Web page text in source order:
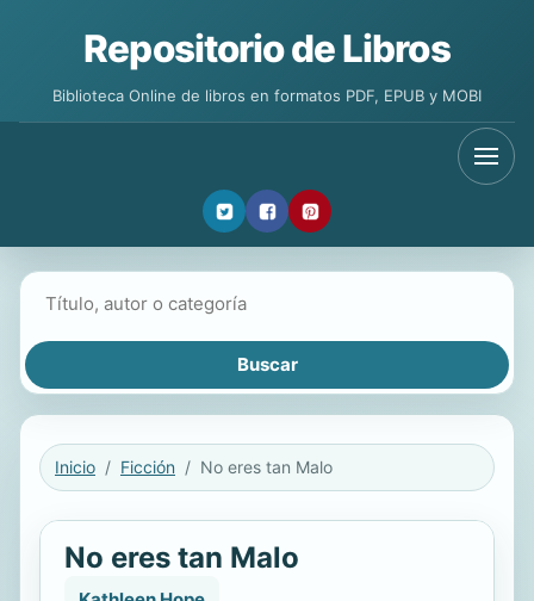
Repositorio de Libros
Biblioteca Online de libros en formatos PDF, EPUB y MOBI
Inicio Ficción No eres tan Malo
No eres tan Malo